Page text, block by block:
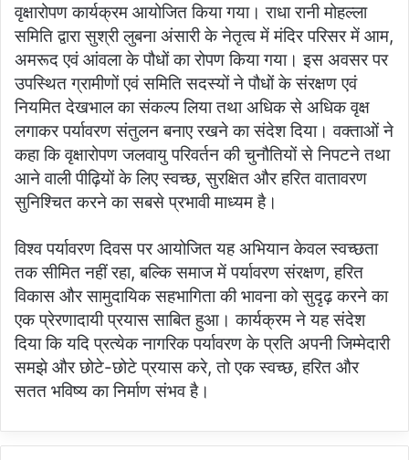
वृक्षारोपण कार्यक्रम आयोजित किया गया। राधा रानी मोहल्ला
समिति द्वारा सुश्री लुबना अंसारी के नेतृत्व में मंदिर परिसर में आम,
अमरूद एवं आंवला के पौधों का रोपण किया गया। इस अवसर पर
उपस्थित ग्रामीणों एवं समिति सदस्यों ने पौधों के संरक्षण एवं
नियमित देखभाल का संकल्प लिया तथा अधिक से अधिक वृक्ष
लगाकर पर्यावरण संतुलन बनाए रखने का संदेश दिया। वक्ताओं ने
कहा कि वृक्षारोपण जलवायु परिवर्तन की चुनौतियों से निपटने तथा
आने वाली पीढ़ियों के लिए स्वच्छ, सुरक्षित और हरित वातावरण
सुनिश्चित करने का सबसे प्रभावी माध्यम है।
विश्व पर्यावरण दिवस पर आयोजित यह अभियान केवल स्वच्छता
तक सीमित नहीं रहा, बल्कि समाज में पर्यावरण संरक्षण, हरित
विकास और सामुदायिक सहभागिता की भावना को सुदृढ़ करने का
एक प्रेरणादायी प्रयास साबित हुआ। कार्यक्रम ने यह संदेश
दिया कि यदि प्रत्येक नागरिक पर्यावरण के प्रति अपनी जिम्मेदारी
समझे और छोटे-छोटे प्रयास करे, तो एक स्वच्छ, हरित और
सतत भविष्य का निर्माण संभव है।